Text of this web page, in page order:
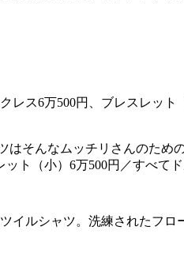
そんなムッチリさんのため
ト（小）6万500円／すべて
ルシャツ。洗練されたフ